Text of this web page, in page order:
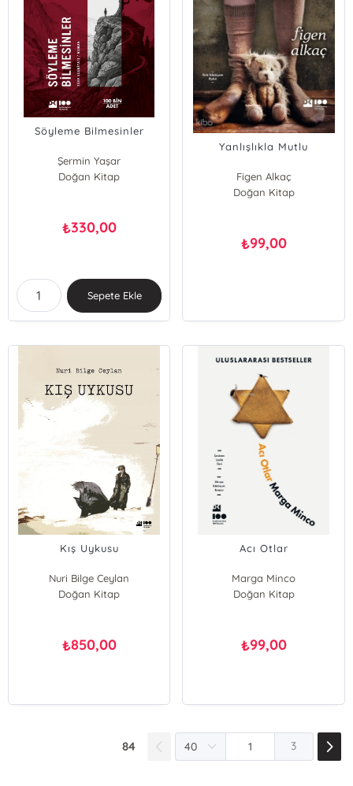
Söyleme Bilmesinler
Şermin Yaşar
Doğan Kitap
₺330,00
Sepete Ekle
Yanlışlıkla Mutlu
Figen Alkaç
Doğan Kitap
₺99,00
Kış Uykusu
Nuri Bilge Ceylan
Doğan Kitap
₺850,00
Acı Otlar
Marga Minco
Doğan Kitap
₺99,00
84 3